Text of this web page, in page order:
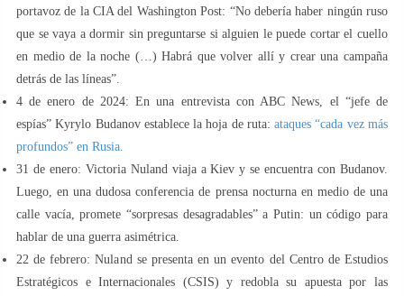
portavoz de la CIA del Washington Post: “No debería haber ningún ruso
que se vaya a dormir sin preguntarse si alguien le puede cortar el cuello
en medio de la noche (…) Habrá que volver allí y crear una campaña
detrás de las líneas”.
4 de enero de 2024: En una entrevista con ABC News, el “jefe de
espías” Kyrylo Budanov establece la hoja de ruta:ataques “cada vez más
profundos” en Rusia.
31 de enero: Victoria Nuland viaja a Kiev y se encuentra con Budanov.
Luego, en una dudosa conferencia de prensa nocturna en medio de una
calle vacía, promete “sorpresas desagradables” a Putin: un código para
hablar de una guerra asimétrica.
22 de febrero: Nuland se presenta en un evento del Centro de Estudios
Estratégicos e Internacionales (CSIS) y redobla su apuesta por las